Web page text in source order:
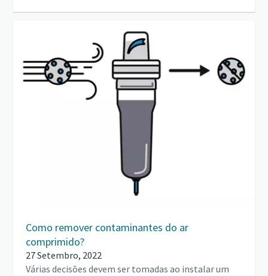
Como remover contaminantes do ar
comprimido?
27 Setembro, 2022
Várias decisões devem ser tomadas ao instalar um